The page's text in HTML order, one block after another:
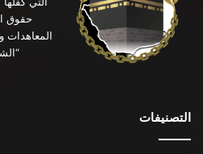
حقوق
المعاهدات
التصنيفات